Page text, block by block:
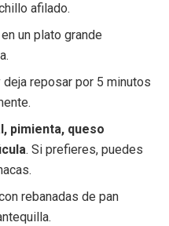
afilado.
en un plato grande
deja reposar por 5 minutos
pimienta, queso
. Si prefieres, puedes
rebanadas de pan